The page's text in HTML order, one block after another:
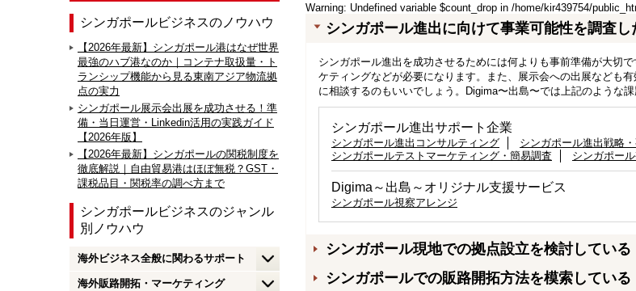
Warning: Undefined variable $count_drop in /home/kir439754/
シンガポール進出に向けて事業可能性を調査し
シンガポール進出を成功させるためには何よりも事前準備が大切
ケティングなどが必要になります。また、展示会への出展なども
に相談するのもいいでしょう。Digima〜出島〜では上記のような
シンガポール進出サポート企業
シンガポール進出コンサルティング シンガポール進出戦略
シンガポールテストマーケティング・簡易調査
シンガポー
Digima～出島～オリジナル支援サービス
シンガポール視察アレンジ
シンガポール現地での拠点設立を検討している
シンガポールでの販路開拓方法を模索している
シンガポールビジネスのノウハウ
【2026年最新】シンガポール港はなぜ世界
最強のハブ港なのか｜コンテナ取扱量・ト
ランシップ機能から見る東南アジア物流拠
点の実力
シンガポール展示会出展を成功させる！準
備・当日運営・Linkedin活用の実践ガイド
【2026年版】
【2026年最新】シンガポールの関税制度を
徹底解説｜自由貿易港はほぼ無税？GST・
課税品目・関税率の調べ方まで
シンガポールビジネスのジャンル
別ノウハウ
海外ビジネス全般に関わるサポート
海外販路開拓・マーケティング